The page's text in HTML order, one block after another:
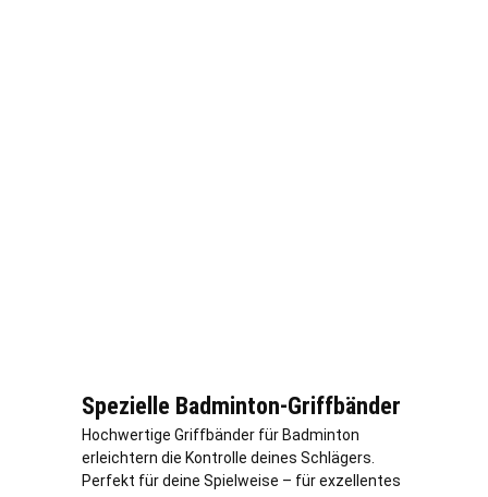
Spezielle Badminton-Griffbänder
Hochwertige Griffbänder für Badminton
erleichtern die Kontrolle deines Schlägers.
Perfekt für deine Spielweise – für exzellentes